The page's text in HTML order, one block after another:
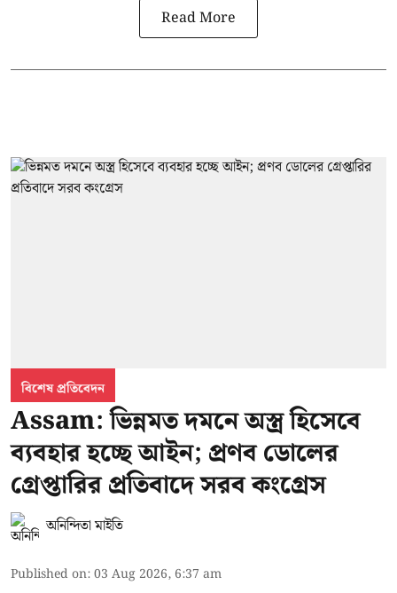
Read More
বিশেষ প্রতিবেদন
Assam: ভিন্নমত দমনে অস্ত্র হিসেবে
ব্যবহার হচ্ছে আইন; প্রণব ডোলের
গ্রেপ্তারির প্রতিবাদে সরব কংগ্রেস
অনিন্দিতা মাইতি
Published on:03 Aug 2026, 6:37 am